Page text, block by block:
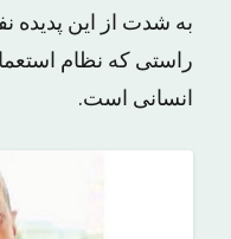
به شدت از این
راستی که نظام
انسانی است.